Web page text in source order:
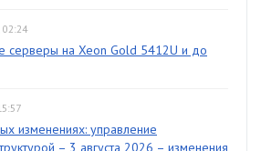
02:24
серверы на Xeon Gold 5412U и до
изменениях: управление
– 3 августа 2026 – изменения